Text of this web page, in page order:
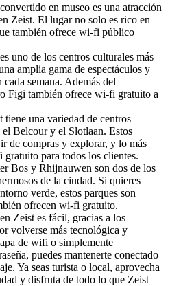
en museo es una atracción
Zeist. El lugar no solo es rico en
también ofrece wi-fi público
uno de los centros culturales más
amplia gama de espectáculos y
cada semana. Además del
Figi también ofrece wi-fi gratuito a
una variedad de centros
Belcour y el Slotlaan. Estos
de compras y explorar, y lo más
para todos los clientes.
Bos y Rhijnauwen son dos de los
de la ciudad. Si quieres
verde, estos parques son
ofrecen wi-fi gratuito.
Zeist es fácil, gracias a los
volverse más tecnológica y
de wifi o simplemente
puedes mantenerte conectado
Ya seas turista o local, aprovecha
y disfruta de todo lo que Zeist